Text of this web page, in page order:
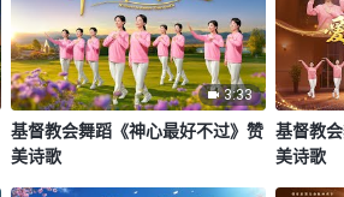
3:33
基督教会舞蹈《神心最好不过》赞
美诗歌
基督教
美诗歌